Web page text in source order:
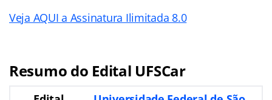
Veja AQUI a Assinatura Ilimitada 8.0
Resumo do Edital UFSCar